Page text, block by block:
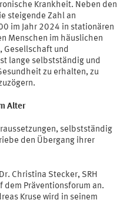
Krankheit. Neben den
steigende Zahl an
im Jahr 2024 in stationären
Menschen im häuslichen
Gesellschaft und
lange selbstständig und
zu erhalten, zu
Alter
selbstständig
den Übergang ihrer
Christina Stecker, SRH
Präventionsforum an.
Kruse wird in seinem